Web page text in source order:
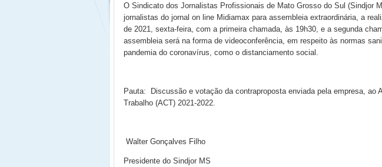
O Sindicato dos Jornalistas Profissionais de Mato Grosso do Sul (Sindjor
jornalistas do jornal on line Midiamax para assembleia extraordinária, a
de 2021, sexta-feira, com a primeira chamada, às 19h30, e a segunda
assembleia será na forma de videoconferência, em respeito às normas
pandemia do coronavírus, como o distanciamento social.
Pauta:
Discussão e votação da contraproposta enviada pela empresa, ao
Trabalho (ACT) 2021-2022.
Walter Gonçalves Filho
Presidente do Sindjor MS